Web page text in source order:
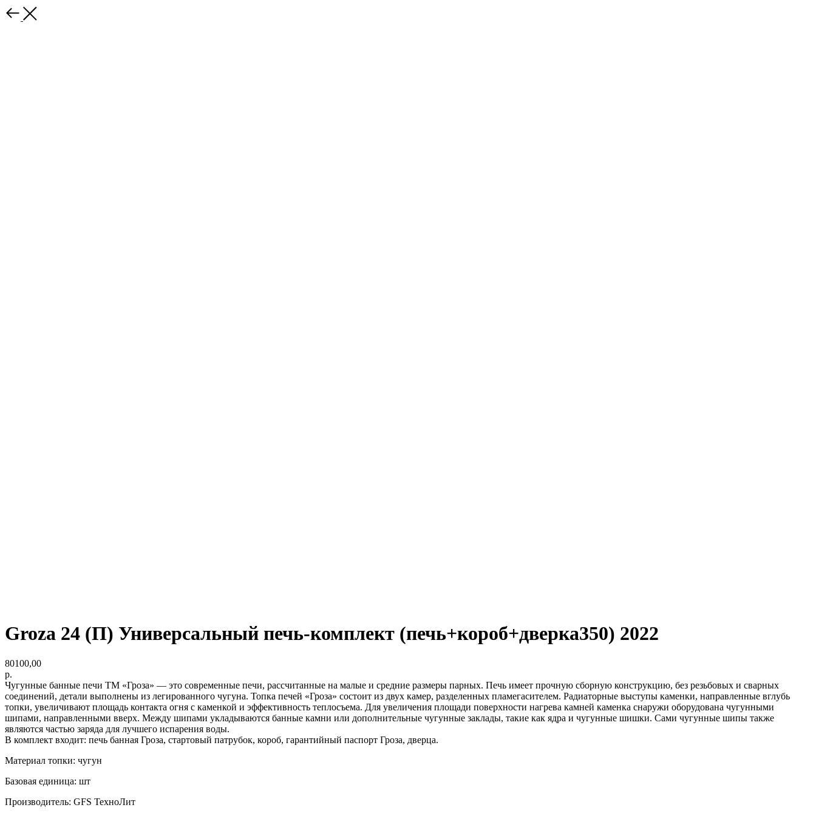
Groza 24 (П) Универсальный печь-комплект (печь+короб+дверка350) 2022
80100,00
р.
Чугунные банные печи ТМ «Гроза» — это современные печи, рассчитанные на малые и средние размеры парных. Печь имеет прочную сборную конструкцию, без резьбовых и сварных
соединений, детали выполнены из легированного чугуна. Топка печей «Гроза» состоит из двух камер, разделенных пламегасителем. Радиаторные выступы каменки, направленные вглубь
топки, увеличивают площадь контакта огня с каменкой и эффективность теплосъема. Для увеличения площади поверхности нагрева камней каменка снаружи оборудована чугунными
шипами, направленными вверх. Между шипами укладываются банные камни или дополнительные чугунные заклады, такие как ядра и чугунные шишки. Сами чугунные шипы также
являются частью заряда для лучшего испарения воды.
В комплект входит: печь банная Гроза, стартовый патрубок, короб, гарантийный паспорт Гроза, дверца.
Материал топки: чугун
Базовая единица: шт
Производитель: GFS ТехноЛит